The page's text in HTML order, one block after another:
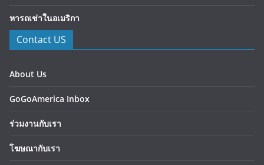
หารถเช่าในอเมริกา
Contact US
About Us
GoGoAmerica Inbox
ร่วมงานกับเรา
โฆษณากับเรา